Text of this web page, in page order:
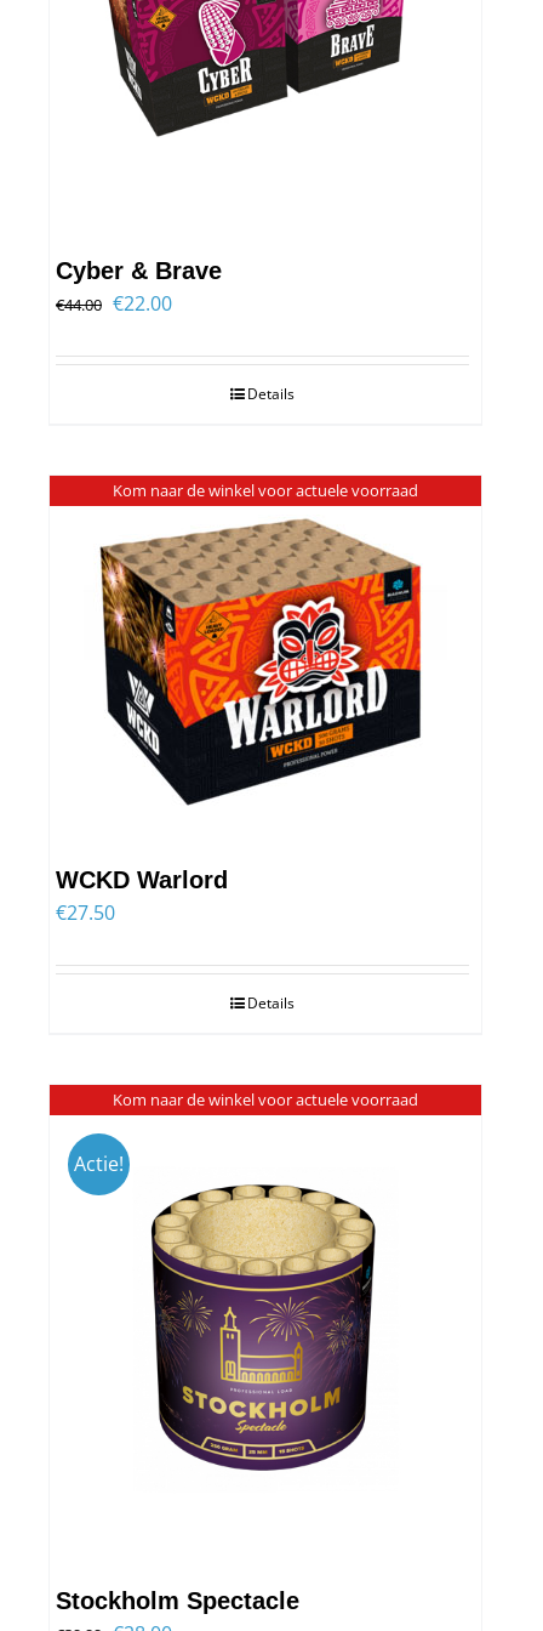
Cyber & Brave
€44.00 Oorspronkelijke
was:
€22.00Huidige
is:
€22.00.
Details
Kom naar de winkel voor actuele voorraad
WCKD Warlord
€27.50
Details
Kom naar de winkel voor actuele voorraad
Actie!
Stockholm Spectacle